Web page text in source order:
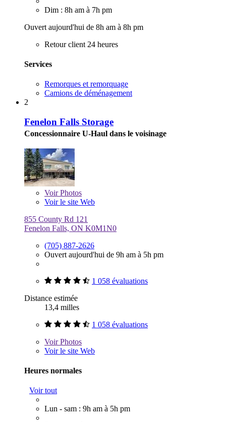
Dim : 8h am à 7h pm
Ouvert aujourd'hui de 8h am à 8h pm
Retour client 24 heures
Services
Remorques et remorquage
Camions de déménagement
2
Fenelon Falls Storage
Concessionnaire U-Haul dans le voisinage
VoirPhotos
Voir le site Web
855 County Rd 121
Fenelon Falls, ON K0M1N0
(705) 887-2626
Ouvert aujourd'hui de 9h am à 5h pm
1 058 évaluations
Distance estimée
13,4 milles
1 058 évaluations
VoirPhotos
Voir le site Web
Heures normales
Voir tout
Lun - sam : 9h am à 5h pm